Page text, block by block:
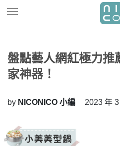
盤點藝人網紅極力推
家神器！
by NICONICO 小編 2023 年 3